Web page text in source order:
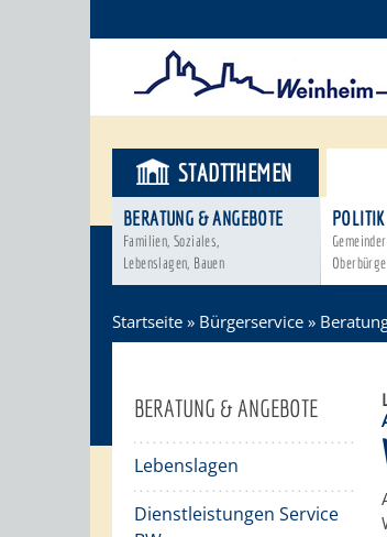
STADTTHEMEN
BERATUNG & ANGEBOTE
Familien, Soziales,
Lebenslagen, Bauen
Startseite » Bürgerservice »
BERATUNG & ANGEBOTE
Lebenslagen
Dienstleistungen Service